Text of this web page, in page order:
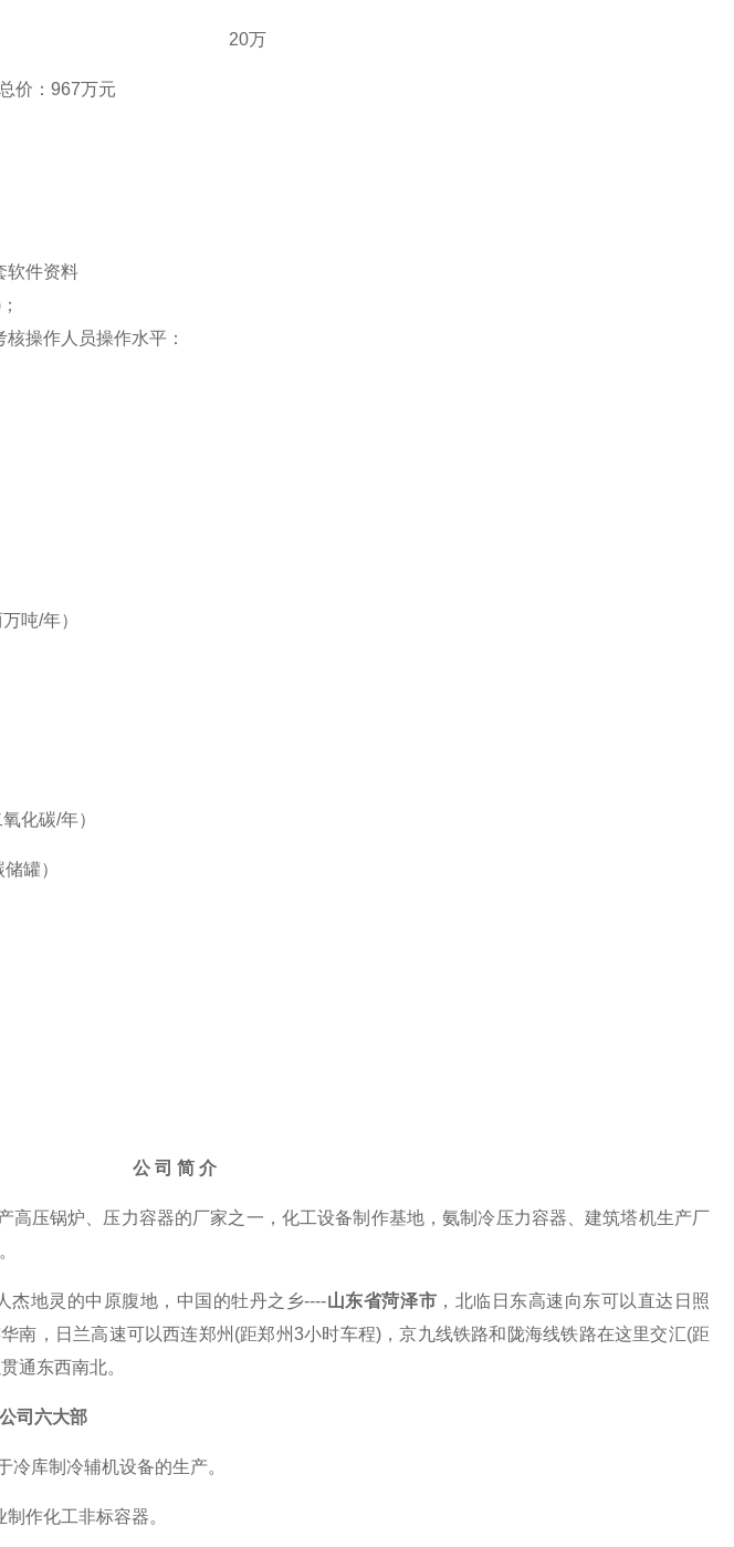
20万
总价 ： 967万元
软件资料
操作人员操作水平：
吨/年）
化碳/年）
罐）
公 司 简 介
高压锅炉、压力容器的厂家之一，化工设备制作基地，氨制冷压力容器、建筑塔机生产厂
杰地灵的中原腹地，中国的牡丹之乡----山东省菏泽市 ，北临日东高速向东可以直达日照
南，日兰高速可以西连郑州(距郑州3小时车程)，京九线铁路和陇海线铁路在这里交汇(距
通东西南北。
司 六大部
冷库制冷辅机设备的生产。
作化工非标容器。